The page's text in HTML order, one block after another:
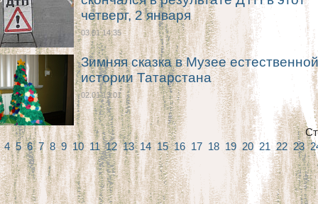
четверг, 2 января
03.01 14:35
Зимняя сказка в Музее естественной
истории Татарстана
02.01 13:01
4567891011121314 1516 17 18 19 20 21 2223